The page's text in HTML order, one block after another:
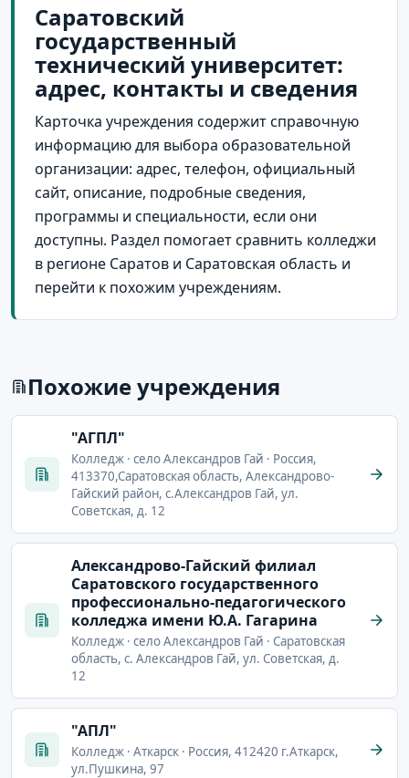
Саратовский
государственный
технический университет:
адрес, контакты и сведения
Карточка учреждения содержит справочную
информацию для выбора образовательной
организации: адрес, телефон, официальный
сайт, описание, подробные сведения,
программы и специальности, если они
доступны. Раздел помогает сравнить колледжи
в регионе Саратов и Саратовская область и
перейти к похожим учреждениям.
Похожие учреждения
"АГПЛ"
Колледж · село Александров Гай · Россия,
413370,Саратовская область, Александрово-
Гайский район, с.Александров Гай, ул.
Советская, д. 12
Александрово-Гайский филиал
Саратовского государственного
профессионально-педагогического
колледжа имени Ю.А. Гагарина
Колледж · село Александров Гай · Саратовская
область, с. Александров Гай, ул. Советская, д.
12
"АПЛ"
Колледж · Аткарск · Россия, 412420 г.Аткарск,
ул.Пушкина, 97